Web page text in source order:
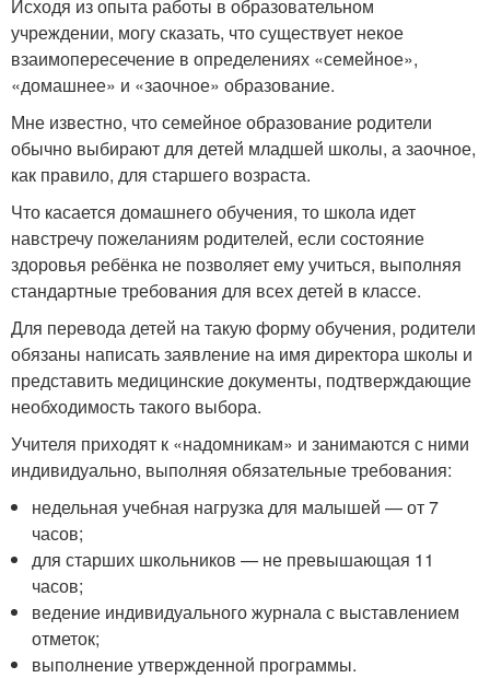
Исходя из опыта работы в образовательном
учреждении, могу сказать, что существует некое
взаимопересечение в определениях «семейное»,
«домашнее» и «заочное» образование.
Мне известно, что семейное образование родители
обычно выбирают для детей младшей школы, а заочное,
как правило, для старшего возраста.
Что касается домашнего обучения, то школа идет
навстречу пожеланиям родителей, если состояние
здоровья ребёнка не позволяет ему учиться, выполняя
стандартные требования для всех детей в классе.
Для перевода детей на такую форму обучения, родители
обязаны написать заявление на имя директора школы и
представить медицинские документы, подтверждающие
необходимость такого выбора.
Учителя приходят к «надомникам» и занимаются с ними
индивидуально, выполняя обязательные требования:
недельная учебная нагрузка для малышей — от 7
часов;
для старших школьников — не превышающая 11
часов;
ведение индивидуального журнала с выставлением
отметок;
выполнение утвержденной программы.